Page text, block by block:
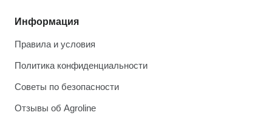
Информация
Правила и условия
Политика конфиденциальности
Советы по безопасности
Отзывы об Agroline